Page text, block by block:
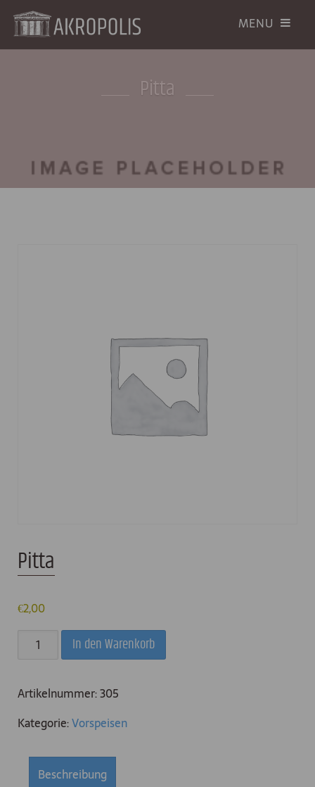
Pitta
Pitta
€2,00
Pitta
In den Warenkorb
Artikelnummer:305
Kategorie:Vorspeisen
Beschreibung